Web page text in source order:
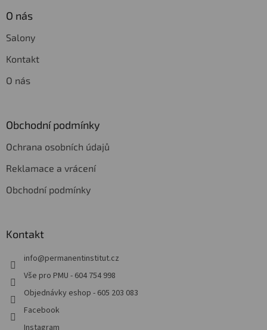
O nás
Salony
Kontakt
O nás
Obchodní podmínky
Ochrana osobních údajů
Reklamace a vrácení
Obchodní podmínky
Kontakt
info@permanentinstitut.cz
Vše pro PMU - 604 754 998
Objednávky eshop - 605 203 083
Facebook